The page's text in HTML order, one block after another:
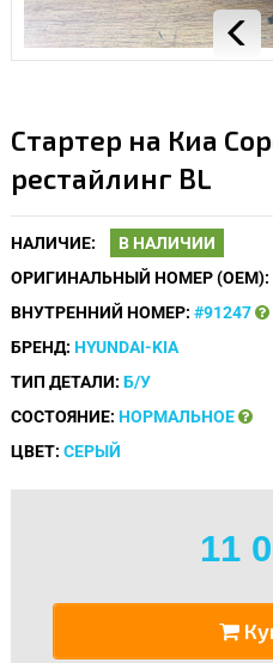
Стартер на Киа
рестайлинг BL
НАЛИЧИЕ:
В НАЛИЧИИ
ОРИГИНАЛЬНЫЙ НОМЕР (OEM):
ВНУТРЕННИЙ НОМЕР: #91247
БРЕНД: HYUNDAI-KIA
ТИП ДЕТАЛИ: Б/У
СОСТОЯНИЕ: НОРМАЛЬНОЕ
ЦВЕТ: СЕРЫЙ
11